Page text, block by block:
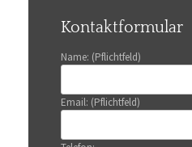
Kontaktformular
Name: (Pflichtfeld)
Email: (Pflichtfeld)